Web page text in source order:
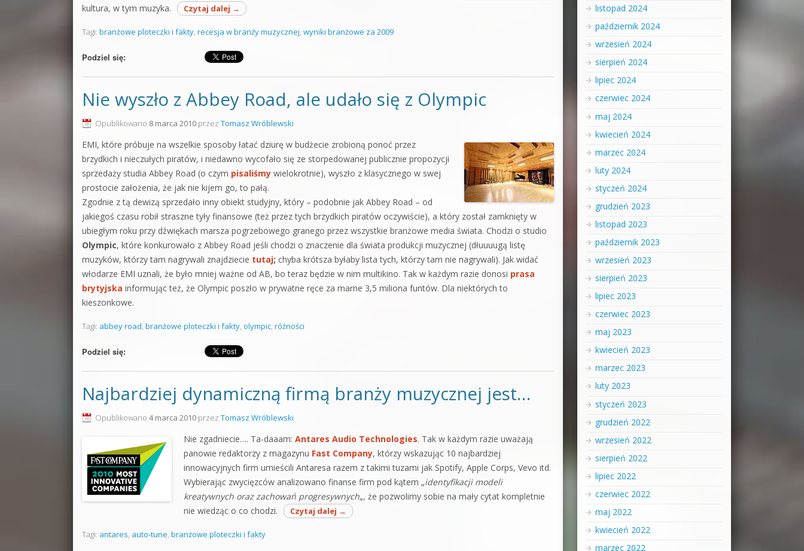
kultura, w tym muzyka.
Czytaj dalej →
Tagi: branżowe ploteczki i fakty, recesja w branży muzycznej, wyniki branżowe za 2009
Podziel się:
Nie wyszło z Abbey Road, ale udało się z Olympic
Opublikowano 8 marca 2010 przez Tomasz Wróblewski
EMI, które próbuje na wszelkie sposoby łatać dziurę w budżecie zrobioną ponoć przez
brzydkich i nieczułych piratów, i niedawno wycofało się ze storpedowanej publicznie propozycji
sprzedaży studia Abbey Road (o czym pisaliśmy wielokrotnie), wyszło z klasycznego w swej
prostocie założenia, że jak nie kijem go, to pałą.
Zgodnie z tą dewizą sprzedało inny obiekt studyjny, który – podobnie jak Abbey Road – od
jakiegoś czasu robił straszne tyły finansowe (też przez tych brzydkich piratów oczywiście), a który został zamknięty w
ubiegłym roku przy dźwiękach marsza pogrzebowego granego przez wszystkie branżowe media świata. Chodzi o studio
Olympic, które konkurowało z Abbey Road jeśli chodzi o znaczenie dla świata produkcji muzycznej (dłuuuugą listę
muzyków, którzy tam nagrywali znajdziecie tutaj; chyba krótsza byłaby lista tych, którzy tam nie nagrywali). Jak widać
włodarze EMI uznali, że było mniej ważne od AB, bo teraz będzie w nim multikino. Tak w każdym razie donosi prasa
brytyjska informując też, że Olympic poszło w prywatne ręce za marne 3,5 miliona funtów. Dla niektórych to
kieszonkowe.
Tagi: abbey road, branżowe ploteczki i fakty, olympic, różności
Podziel się:
Najbardziej dynamiczną firmą branży muzycznej jest…
Opublikowano 4 marca 2010 przez Tomasz Wróblewski
Nie zgadniecie…. Ta-daaam: Antares Audio Technologies. Tak w każdym razie uważają
panowie redaktorzy z magazynu Fast Company, którzy wskazując 10 najbardziej
innowacyjnych firm umieścili Antaresa razem z takimi tuzami jak Spotify, Apple Corps, Vevo itd.
Wybierając zwycięzców analizowano finanse firm pod kątem „identyfikacji modeli
kreatywnych oraz zachowań progresywnych„, że pozwolimy sobie na mały cytat kompletnie
nie wiedząc o co chodzi.
Czytaj dalej →
Tagi: antares, auto-tune, branżowe ploteczki i fakty
listopad 2024
październik 2024
wrzesień 2024
sierpień 2024
lipiec 2024
czerwiec 2024
maj 2024
kwiecień 2024
marzec 2024
luty 2024
styczeń 2024
grudzień 2023
listopad 2023
październik 2023
wrzesień 2023
sierpień 2023
lipiec 2023
czerwiec 2023
maj 2023
kwiecień 2023
marzec 2023
luty 2023
styczeń 2023
grudzień 2022
wrzesień 2022
sierpień 2022
lipiec 2022
czerwiec 2022
maj 2022
kwiecień 2022
marzec 2022